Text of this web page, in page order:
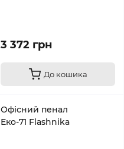
3 372 грн
До кошика
Офісний пенал
Еко-71 Flashnika